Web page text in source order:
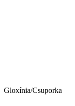
Gloxínia/Csuporka